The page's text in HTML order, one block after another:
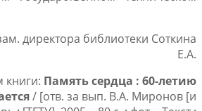
директора библиотеки Соткина
Е.А.
книги: Память сердца : 60-летию
/ [отв. за вып. В.А. Миронов [и